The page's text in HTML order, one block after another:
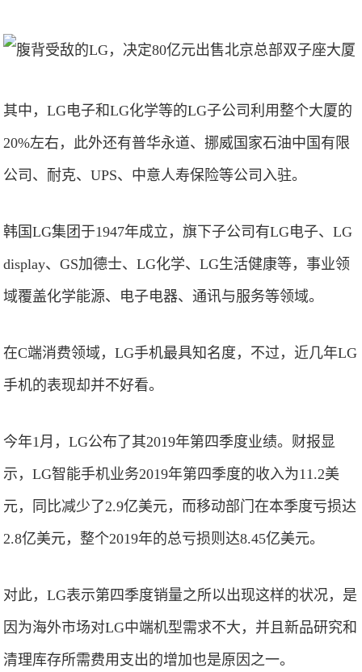
其中，LG电子和LG化学等的LG子公司利用整个大厦的
20%左右，此外还有普华永道、挪威国家石油中国有限
公司、耐克、UPS、中意人寿保险等公司入驻。
韩国LG集团于1947年成立，旗下子公司有LG电子、LG
display、GS加德士、LG化学、LG生活健康等，事业领
域覆盖化学能源、电子电器、通讯与服务等领域。
在C端消费领域，LG手机最具知名度，不过，近几年LG
手机的表现却并不好看。
今年1月，LG公布了其2019年第四季度业绩。财报显
示，LG智能手机业务2019年第四季度的收入为11.2美
元，同比减少了2.9亿美元，而移动部门在本季度亏损达
2.8亿美元，整个2019年的总亏损则达8.45亿美元。
对此，LG表示第四季度销量之所以出现这样的状况，是
因为海外市场对LG中端机型需求不大，并且新品研究和
清理库存所需费用支出的增加也是原因之一。